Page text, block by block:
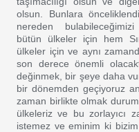
olsun. Bunlara
nereden
bütün ülkeler için hem
ülkeler için ve aynı
son derece önemli
değinmek, bir şeye daha
bir dönemden geçiyoruz
zaman birlikte olmak
ülkeleriz ve bu zorlayıcı
istemez ve eminim ki